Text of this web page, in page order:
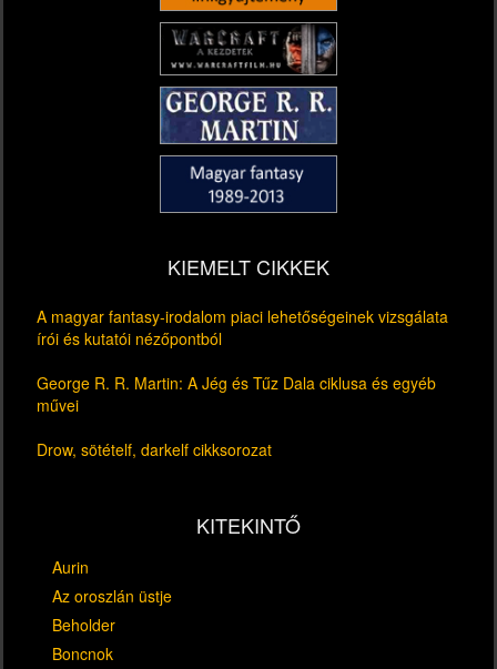
KIEMELT CIKKEK
A magyar fantasy-irodalom piaci lehetőségeinek vizsgálata
írói és kutatói nézőpontból
George R. R. Martin: A Jég és Tűz Dala ciklusa és egyéb
művei
Drow, sötételf, darkelf cikksorozat
KITEKINTŐ
Aurin
Az oroszlán üstje
Beholder
Boncnok